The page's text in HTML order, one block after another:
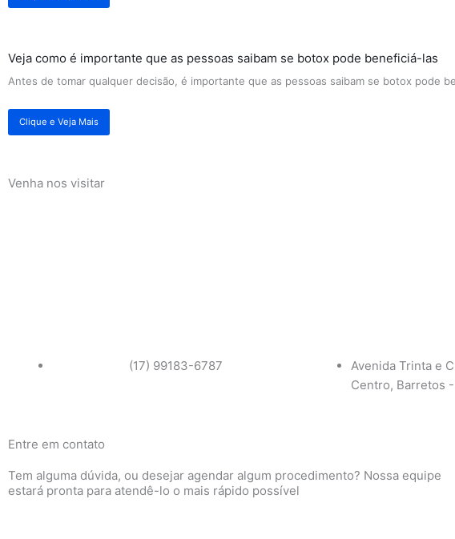
Veja como é importante que as pessoas saibam se botox pode beneficiá-las
Antes de tomar qualquer decisão, é importante que as pessoas saibam se botox pode
Clique e Veja Mais
Venha nos visitar
(17) 99183-6787
Avenida Trinta e
Centro, Barretos
Entre em contato
Tem alguma dúvida, ou desejar agendar algum procedimento? Nossa equipe
estará pronta para atendê-lo o mais rápido possível